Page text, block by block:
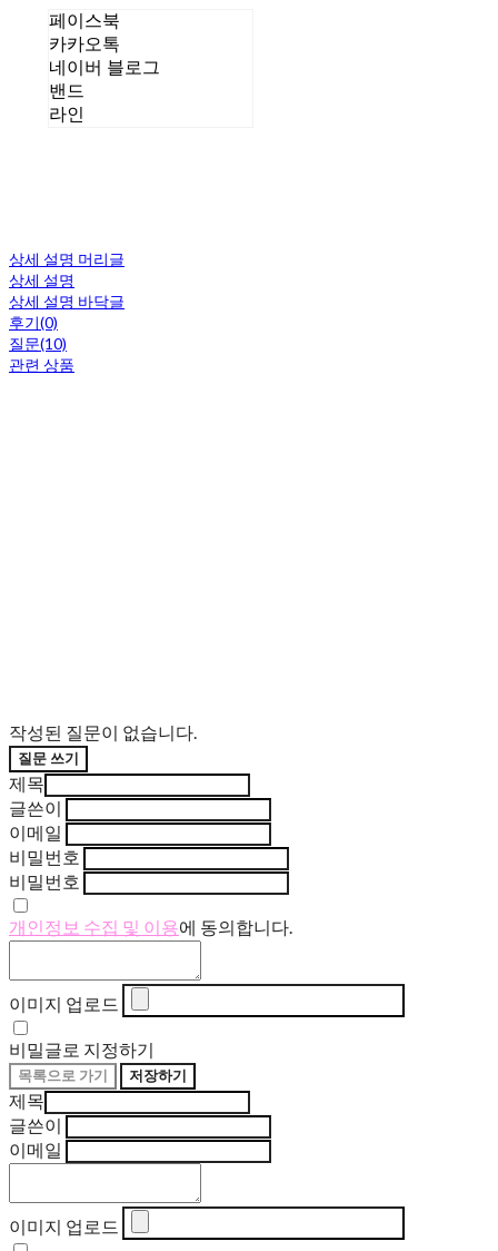
페이스북
카카오톡
네이버 블로그
밴드
라인
상세 설명 머리글
상세 설명
상세 설명 바닥글
후기(0)
질문(10)
관련 상품
작성된 질문이 없습니다.
질문 쓰기
제목
글쓴이
이메일
비밀번호
비밀번호
개인정보 수집 및 이용에 동의합니다.
이미지 업로드
비밀글로 지정하기
목록으로 가기 저장하기
제목
글쓴이
이메일
이미지 업로드